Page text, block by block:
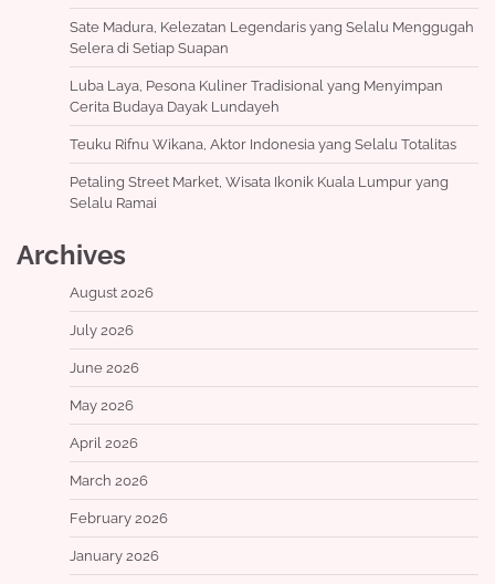
Sate Madura, Kelezatan Legendaris yang Selalu Menggugah
Selera di Setiap Suapan
Luba Laya, Pesona Kuliner Tradisional yang Menyimpan
Cerita Budaya Dayak Lundayeh
Teuku Rifnu Wikana, Aktor Indonesia yang Selalu Totalitas
Petaling Street Market, Wisata Ikonik Kuala Lumpur yang
Selalu Ramai
Archives
August 2026
July 2026
June 2026
May 2026
April 2026
March 2026
February 2026
January 2026